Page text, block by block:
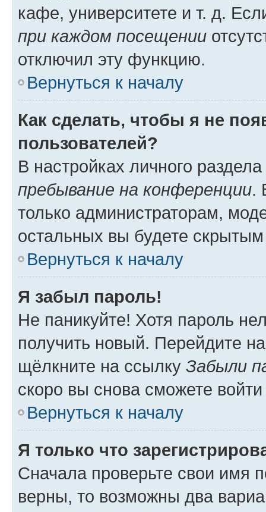
кафе, университете и т. д.
при каждом посещении
отключил эту функцию.
Вернуться к началу
Как сделать, чтобы я не
пользователей?
В настройках личного
пребывание на конференции.
только администраторам,
остальных вы будете
Вернуться к началу
Я забыл пароль!
Не паникуйте! Хотя пароль
получить новый. Перейдите
щёлкните на ссылку Забыли
скоро вы снова сможете
Вернуться к началу
Я только что
Сначала проверьте свои имя
верны, то возможны два